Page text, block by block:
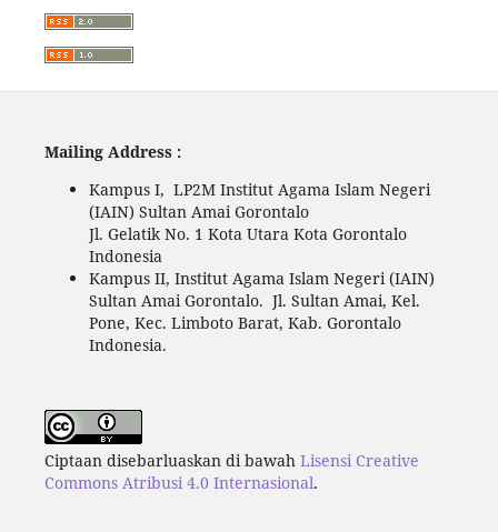
Mailing Address :
Kampus I, LP2M Institut Agama Islam Negeri
(IAIN) Sultan Amai Gorontalo
Jl. Gelatik No. 1 Kota Utara Kota Gorontalo
Indonesia
Kampus II, Institut Agama Islam Negeri (IAIN)
Sultan Amai Gorontalo. Jl. Sultan Amai, Kel.
Pone, Kec. Limboto Barat, Kab. Gorontalo
Indonesia.
Ciptaan disebarluaskan di bawah Lisensi Creative
Commons Atribusi 4.0 Internasional.